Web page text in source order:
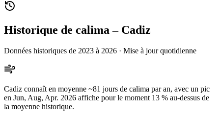
Historique de calima – Cadiz
Données historiques de 2023 à 2026 · Mise à jour quotidienne
Cadiz connaît en moyenne ~81 jours de calima par an, avec un pic
en Jun, Aug, Apr. 2026 affiche pour le moment 13 % au-dessus de
la moyenne historique.